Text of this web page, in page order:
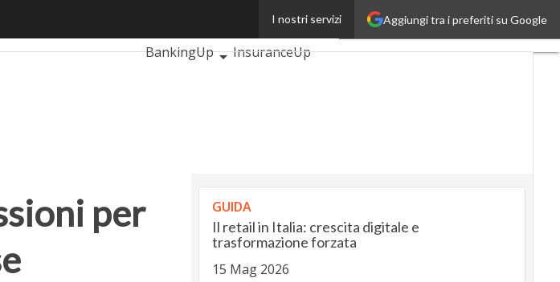
Aggiungi tra i preferiti su Google
I nostri servizi
AutomotiveUp
BankingUp
InsuranceUp
per
GUIDA
Il retail in Italia: crescita digitale e
trasformazione forzata
15 Mag 2026